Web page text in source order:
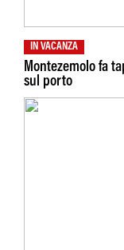
IN VACANZA
Montezemolo fa
sul porto